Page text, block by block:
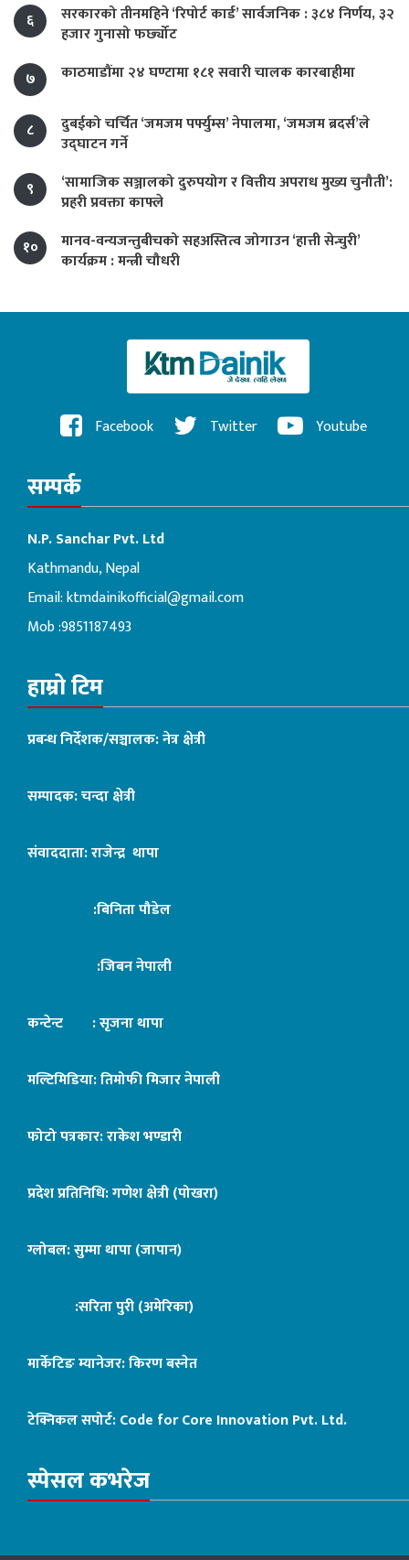
६
सरकारको तीनमहिने ‘रिपोर्ट कार्ड’ सार्वजनिक : ३८४ निर्णय, ३२
हजार गुनासो फर्छ्योट
७
काठमाडौंमा २४ घण्टामा १८१ सवारी चालक कारबाहीमा
८
दुबईको चर्चित ‘जमजम पर्फ्युम्स’ नेपालमा, ‘जमजम ब्रदर्स’ले
उद्घाटन गर्ने
९
‘सामाजिक सञ्जालको दुरुपयोग र वित्तीय अपराध मुख्य चुनौती’:
प्रहरी प्रवक्ता काफ्ले
१०
मानव-वन्यजन्तुबीचको सहअस्तित्व जोगाउन ‘हात्ती सेन्चुरी’
कार्यक्रम : मन्त्री चौधरी
Facebook Twitter Youtube
सम्पर्क
N.P. Sanchar Pvt. Ltd
Kathmandu, Nepal
Email:ktmdainikofficial@gmail.com
Mob :9851187493
हाम्रो टिम
प्रबन्ध निर्देशक/सञ्चालक: नेत्र क्षेत्री
सम्पादक: चन्दा क्षेत्री
संवाददाता: राजेन्द्र थापा
:बिनिता पौडेल
:जिबन नेपाली
कन्टेन्ट : सृजना थापा
मल्टिमिडिया: तिमोफी मिजार नेपाली
फोटो पत्रकार: राकेश भण्डारी
प्रदेश प्रतिनिधि: गणेश क्षेत्री (पोखरा)
ग्लोबल: सुम्मा थापा (जापान)
:सरिता पुरी (अमेरिका)
मार्केटिङ म्यानेजर: किरण बस्नेत
टेक्निकल सपोर्ट:Code for Core Innovation Pvt. Ltd.
स्पेसल कभरेज